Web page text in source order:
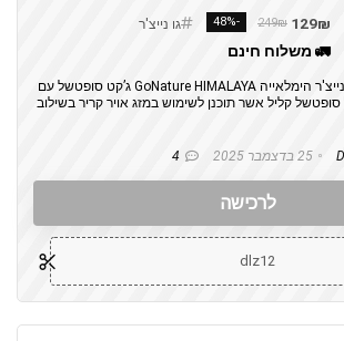
129₪
249₪
-48% גו נייצ'ר
🚛 משלוח חינם
ג’קט סופטשל לגבר גו נייצ'ר הימלאייה GoNature HIMALAYA ג’קט סופטשל עם
קליל אשר תוכנן לשימוש במזג אויר קריר בשילוב
25 בדצמבר 2025 4
לרכישה
dlz12